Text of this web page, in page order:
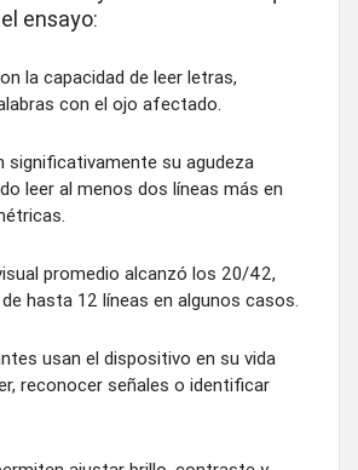
ensayo:
la capacidad de leer letras,
con el ojo afectado.
significativamente su agudeza
leer al menos dos líneas más en
promedio alcanzó los 20/42,
hasta 12 líneas en algunos casos.
usan el dispositivo en su vida
reconocer señales o identificar